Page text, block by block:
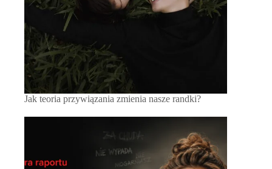
Jak teoria przywiązania zmienia nasze randki?